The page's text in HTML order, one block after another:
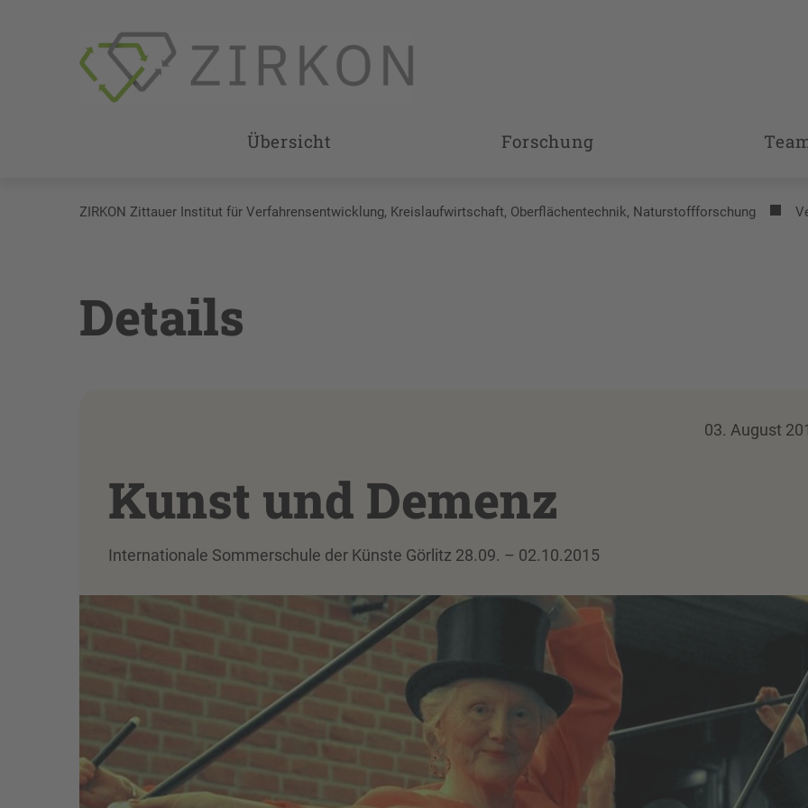
Übersicht Forschung
ZIRKON Zittauer Institut für Verfahrensentwicklung, Kreislaufwirtschaft, Oberflächentechnik, Naturstoffforschung
Details
03. August
Kunst und Demenz
Internationale Sommerschule der Künste Görlitz 28.09. – 02.10.2015